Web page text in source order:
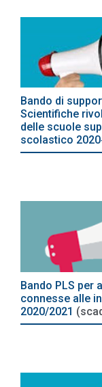
Bando di
Scientifiche
delle scuole
scolastico
Bando PLS per
connesse alle
2020/2021